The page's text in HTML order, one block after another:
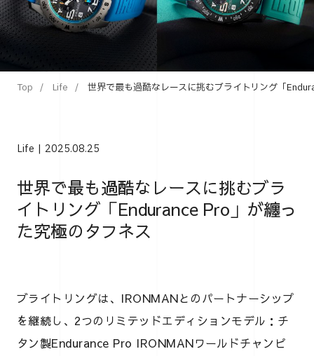
Top Life 世界で最も過酷なレースに挑むブライトリング「
Life 2025.08.25
世界で最も過酷なレースに挑むブラ
イトリング「Endurance Pro」が纏っ
た究極のタフネス
ブライトリングは、IRONMANとのパートナーシップ
を継続し、2つのリミテッドエディションモデル：チ
タン製Endurance Pro IRONMANワールドチャンピ